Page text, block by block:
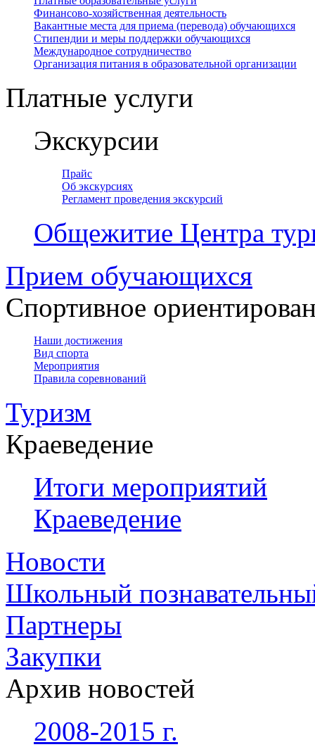
Финансово-хозяйственная деятельность
Вакантные места для приема (перевода) обучающихся
Стипендии и меры поддержки обучающихся
Международное сотрудничество
Организация питания в образовательной организации
Платные услуги
Экскурсии
Прайс
Об экскурсиях
Регламент проведения экскурсий
Общежитие Центра
Прием обучающихся
Спортивное
Наши достижения
Вид спорта
Мероприятия
Правила соревнований
Туризм
Краеведение
Итоги мероприятий
Краеведение
Новости
Школьный
Партнеры
Закупки
Архив новостей
2008-2015 г.